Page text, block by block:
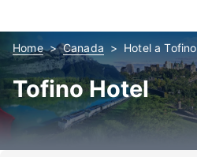
Home Canada Hotel a Tofino
Tofino Hotel